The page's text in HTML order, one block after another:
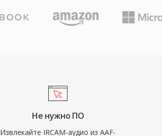
Не нужно ПО
Извлекайте IRCAM-аудио из AAF-